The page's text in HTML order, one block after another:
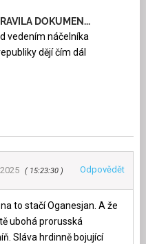
DOKUMEN...
vedením náčelníka
dějí čím dál
15:23:30 Odpovědět
to stačí Oganesjan. A že
ubohá prorusská
Sláva hrdinně bojující